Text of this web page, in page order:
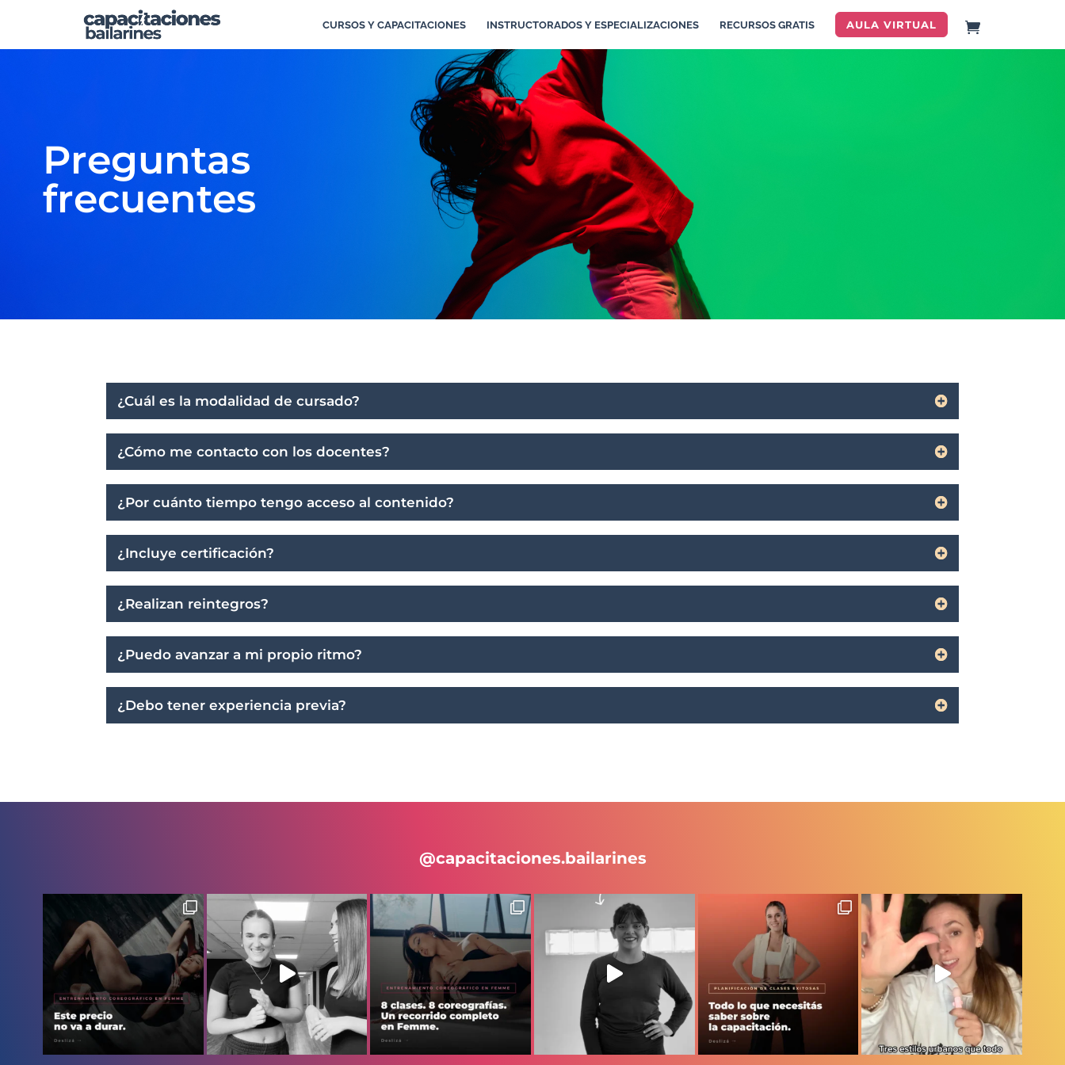
CURSOS Y CAPACITACIONES INSTRUCTORADOS Y ESPECIALIZACIONES RECURSOS GRATIS AULA VIRTUAL
Preguntas
frecuentes
¿Cuál es la modalidad de cursado?
¿Cómo me contacto con los docentes?
¿Por cuánto tiempo tengo acceso al contenido?
¿Incluye certificación?
¿Realizan reintegros?
¿Puedo avanzar a mi propio ritmo?
¿Debo tener experiencia previa?
@capacitaciones.bailarines